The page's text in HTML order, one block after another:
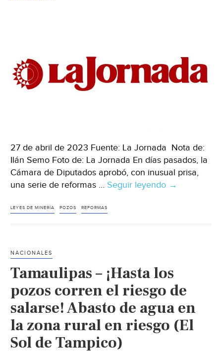
agua
(El
Universal)
27 de abril de 2023 Fuente: La Jornada Nota de:
Ilán Semo Foto de: La Jornada En días pasados, la
Cámara de Diputados aprobó, con inusual prisa,
una serie de reformas … Seguir leyendo México
desfiladero
(La
Jornada)
→
LEYES DE MINERÍA POZOS REFORMAS
NACIONALES
Tamaulipas – ¡Hasta los
pozos corren el riesgo de
salarse! Abasto de agua en
la zona rural en riesgo (El
Sol de Tampico)